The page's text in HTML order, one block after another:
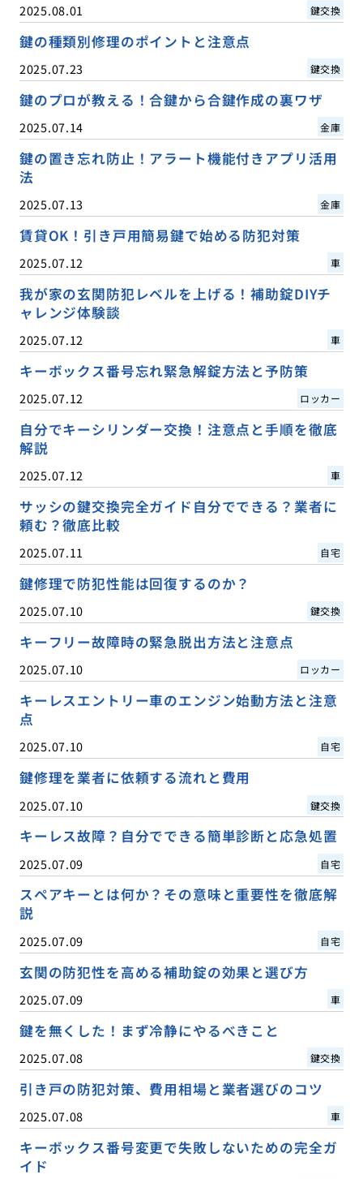
2025.08.01 鍵交換
鍵の種類別修理のポイントと注意点
2025.07.23 鍵交換
鍵のプロが教える！合鍵から合鍵作成の裏ワザ
2025.07.14 金庫
鍵の置き忘れ防止！アラート機能付きアプリ活用
法
2025.07.13 金庫
賃貸OK！引き戸用簡易鍵で始める防犯対策
2025.07.12 車
我が家の玄関防犯レベルを上げる！補助錠DIYチ
ャレンジ体験談
2025.07.12 車
キーボックス番号忘れ緊急解錠方法と予防策
2025.07.12 ロッカー
自分でキーシリンダー交換！注意点と手順を徹底
解説
2025.07.12 車
サッシの鍵交換完全ガイド自分でできる？業者に
頼む？徹底比較
2025.07.11 自宅
鍵修理で防犯性能は回復するのか？
2025.07.10 鍵交換
キーフリー故障時の緊急脱出方法と注意点
2025.07.10 ロッカー
キーレスエントリー車のエンジン始動方法と注意
点
2025.07.10 自宅
鍵修理を業者に依頼する流れと費用
2025.07.10 鍵交換
キーレス故障？自分でできる簡単診断と応急処置
2025.07.09 自宅
スペアキーとは何か？その意味と重要性を徹底解
説
2025.07.09 自宅
玄関の防犯性を高める補助錠の効果と選び方
2025.07.09 車
鍵を無くした！まず冷静にやるべきこと
2025.07.08 鍵交換
引き戸の防犯対策、費用相場と業者選びのコツ
2025.07.08 車
キーボックス番号変更で失敗しないための完全ガ
イド